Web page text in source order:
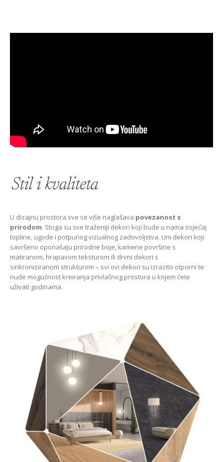
U dizajnu prostora sve se više naglašava povezanost s
prirodom. Stoga su sve traženiji dekori koji bude u nama osjećaj
topline, ugode i potpunog vizualnog zadovoljstva. Uni dekori koji
savršeno oponašaju prirodne boje, kamene površine s
matiranom, hrapavom teksturom ili drvni dekori s
sinkroniziranom strukturom – svi ovi dekori su izrazito otporni te
nude mogućnost kreiranja privlačnog prostora u kojem ćete
uživati godinama.